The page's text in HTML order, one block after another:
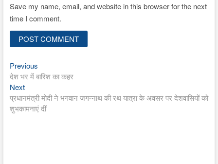
Save my name, email, and website in this browser for the next
time I comment.
Post
navigation
PreviousPrevious
post:
देश भर में बारिश का कहर
NextNext
post:
प्रधानमंत्री मोदी ने भगवान जगन्नाथ की रथ यात्रा के अवसर पर देशवासियों को
शुभकामनाएं दीं